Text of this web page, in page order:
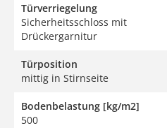
Türverriegelung
Sicherheitsschloss mit
Drückergarnitur
Türposition
mittig in Stirnseite
Bodenbelastung [kg/m2]
500